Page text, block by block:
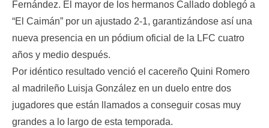
Fernández. El mayor de los hermanos Callado doblegó a
“El Caimán” por un ajustado 2-1, garantizándose así una
nueva presencia en un pódium oficial de la LFC cuatro
años y medio después.
Por idéntico resultado venció el cacereño Quini Romero
al madrileño Luisja González en un duelo entre dos
jugadores que están llamados a conseguir cosas muy
grandes a lo largo de esta temporada.